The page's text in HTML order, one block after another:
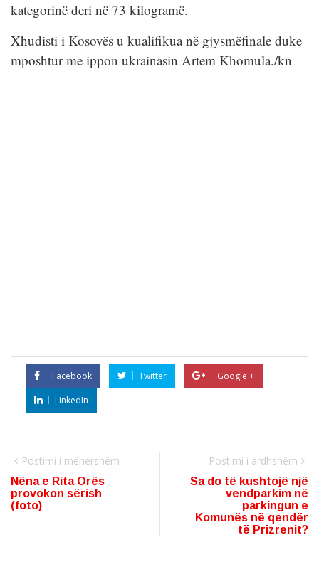
kategorinë deri në 73 kilogramë.
Xhudisti i Kosovës u kualifikua në gjysmëfinale duke
mposhtur me ippon ukrainasin Artem Khomula./kn
Facebook Twitter
Google +
LinkedIn
Postimi i mëhershëm
Nëna e Rita Orës
provokon sërish
(foto)
Postimi i ardhshëm
Sa do të kushtojë një
vendparkim në
parkingun e
Komunës në qendër
të Prizrenit?